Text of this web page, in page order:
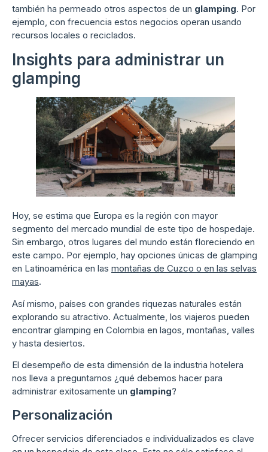
también ha permeado otros aspectos de un glamping. Por
ejemplo, con frecuencia estos negocios operan usando
recursos locales o reciclados.
Insights para administrar un
glamping
Hoy, se estima que Europa es la región con mayor
segmento del mercado mundial de este tipo de hospedaje.
Sin embargo, otros lugares del mundo están floreciendo en
este campo. Por ejemplo, hay opciones únicas de glamping
en Latinoamérica en las montañas de Cuzco o en las selvas
mayas.
Así mismo, países con grandes riquezas naturales están
explorando su atractivo. Actualmente, los viajeros pueden
encontrar glamping en Colombia en lagos, montañas, valles
y hasta desiertos.
El desempeño de esta dimensión de la industria hotelera
nos lleva a preguntarnos ¿qué debemos hacer para
administrar exitosamente un glamping?
Personalización
Ofrecer servicios diferenciados e individualizados es clave